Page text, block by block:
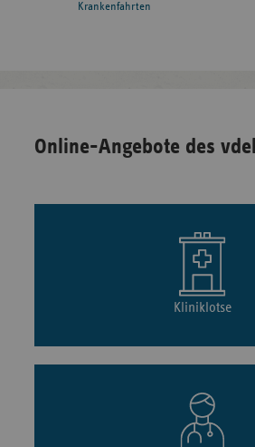
Krankenfahrten
Online-Angebote des
Kliniklotse